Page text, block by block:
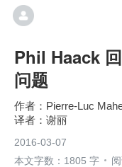
Phil Haack
问题
Pierre-Luc
谢丽
2016-03-07
本文字数：1805 字